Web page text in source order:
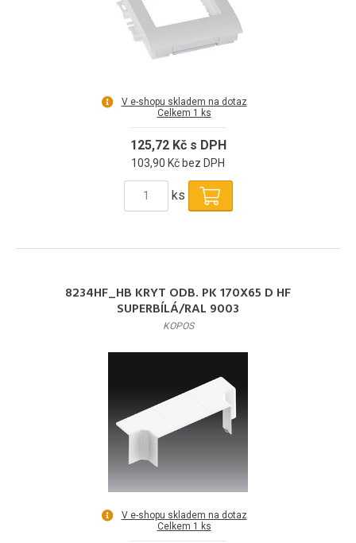
V e-shopu skladem na dotaz
Celkem 1 ks
125,72 Kč s DPH
103,90 Kč bez DPH
ks
8234HF_HB KRYT ODB. PK 170X65 D HF
SUPERBÍLÁ/RAL 9003
KOPOS
V e-shopu skladem na dotaz
Celkem 1 ks